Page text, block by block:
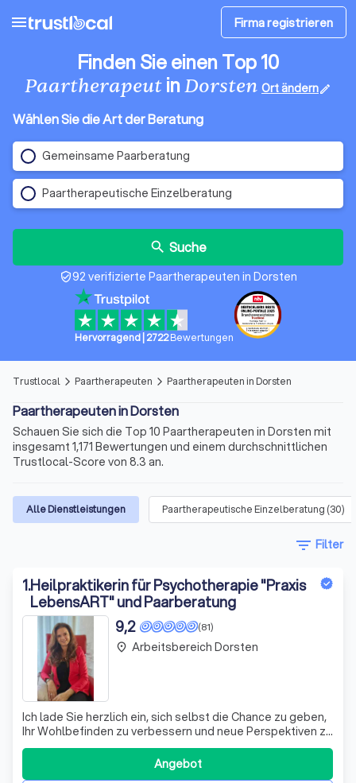
menu Firma registrieren
Finden Sie einen Top 10
PaartherapeutinDorsten Ort ändernedit
Wählen Sie die Art der Beratung
Gemeinsame Paarberatung
Paartherapeutische Einzelberatung
search Suche
verified_user92 verifizierte Paartherapeuten in Dorsten
Hervorragend| 2722 Bewertungen
Trustlocal arrow_forward_ios Paartherapeuten arrow_forward_ios Paartherapeuten in Dorsten
Paartherapeuten in Dorsten
Schauen Sie sich die Top 10 Paartherapeuten in Dorsten mit
insgesamt 1,171 Bewertungen und einem durchschnittlichen
Trustlocal-Score von 8.3 an.
Alle Dienstleistungen Paartherapeutische Einzelberatung (30)
filter_list Filter
1.Heilpraktikerin für Psychotherapie "Praxis
LebensART" und Paarberatung
(81)
9,2
Ich lade Sie herzlich ein, sich selbst die Chance zu geben,
Ihr Wohlbefinden zu verbessern und neue Perspektiven zu
entwickeln. Kontaktieren Sie mich, um mehr darüber zu
erfahren, wie ich Sie auf Ihrem Weg unterstützen kann,
können Sie mich am Besten über WhatsApp kontaktieren
Angebot
place Arbeitsbereich Dorsten